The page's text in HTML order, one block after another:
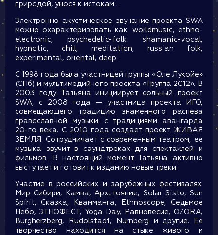
природой, унося к истокам .
Электронно-акустическое звучание проекта SWA
можно охарактеризовать как: worldmusic, ethno-
electronic, psychedelic-folk, shamanic-vocal,
hypnotic, chill, meditation, russian folk,
experimental, oriental, deep.
С 1998 года была участницей группы «Оле Лукойе»
(СПб) и мультимедийного проекта «Группа 2012». В
2003 году Татьяна инициирует сольный проект
SWA, c 2008 года — участница проекта ИГО,
совмещающего традицию знаменного распева
православной музыки с традициями авангарда
20-го века. C 2010 года создает проект ЖИВАЯ
ЗЕМЛЯ. Сотрудничает с современным театром, ее
музыка звучит в саундтреках для спектаклей и
фильмов. В настоящий момент Татьяна активно
выступает и готовит к изданию новые треки.
Участие в российских и зарубежных фестивалях:
Мир Сибири, Камва, Архстояние, Solar Sisto, Sun
Spirit, Сказка, Квамманга, Ethnoscope, Седьмое
Небо, ЭТНОФЕСТ, Yoga Day, Равновесие, OZORA,
Burgherzberg, Rudolstadt, Nurnberg и другие. Ее
творчество находится на стыке живого и